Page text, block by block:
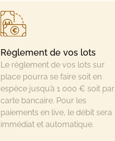
Règlement de vos lots
Le règlement de vos lots sur
place pourra se faire soit en
espèce jusqu’à 1 000 € soit par
carte bancaire. Pour les
paiements en live, le débit sera
immédiat et automatique.